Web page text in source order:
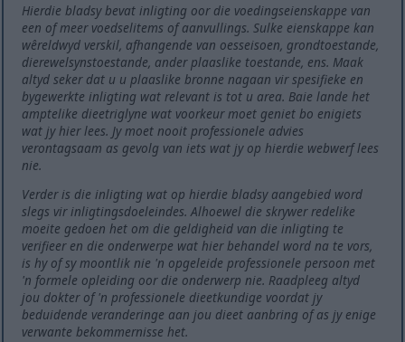
Hierdie bladsy bevat inligting oor die voedingseienskappe van
een of meer voedselitems of aanvullings. Sulke eienskappe kan
wêreldwyd verskil, afhangende van oesseisoen, grondtoestande,
dierewelsynstoestande, ander plaaslike toestande, ens. Maak
altyd seker dat u u plaaslike bronne nagaan vir spesifieke en
bygewerkte inligting wat relevant is tot u area. Baie lande het
amptelike dieetriglyne wat voorkeur moet geniet bo enigiets
wat jy hier lees. Jy moet nooit professionele advies
verontagsaam as gevolg van iets wat jy op hierdie webwerf lees
nie.
Verder is die inligting wat op hierdie bladsy aangebied word
slegs vir inligtingsdoeleindes. Alhoewel die skrywer redelike
moeite gedoen het om die geldigheid van die inligting te
verifieer en die onderwerpe wat hier behandel word na te vors,
is hy of sy moontlik nie 'n opgeleide professionele persoon met
'n formele opleiding oor die onderwerp nie. Raadpleeg altyd
jou dokter of 'n professionele dieetkundige voordat jy
beduidende veranderinge aan jou dieet aanbring of as jy enige
verwante bekommernisse het.